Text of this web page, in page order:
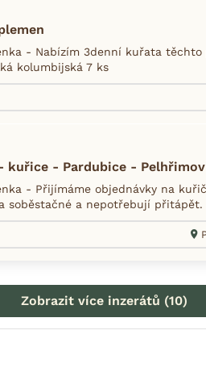
- Nabízím 3denní kuřata
kolumbijská 7 ks
kuřice - Pardubice -
- Přijímáme objednávky na
soběstačné a nepotřebují
Zobrazit více inzerátů (10)